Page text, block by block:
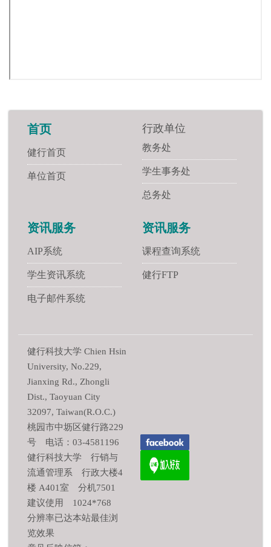
首页
健行首页
单位首页
行政单位
教务处
学生事务处
总务处
资讯服务
AIP系统
学生资讯系统
电子邮件系统
资讯服务
课程查询系统
健行FTP
健行科技大学 Chien Hsin
University, No.229,
Jianxing Rd., Zhongli
Dist., Taoyuan City
32097, Taiwan(R.O.C.)
桃园市中坜区健行路229
号 电话：03-4581196
健行科技大学 行销与
流通管理系 行政大楼4
楼 A401室 分机7501
建议使用 1024*768
分辨率已达本站最佳浏
览效果